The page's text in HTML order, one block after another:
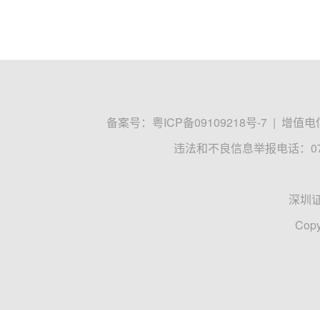
备案号： 粤ICP备09109218号-7 | 增值电
违法和不良信息举报电话：
深圳